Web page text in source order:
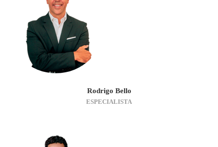
Rodrigo Bello
ESPECIALISTA